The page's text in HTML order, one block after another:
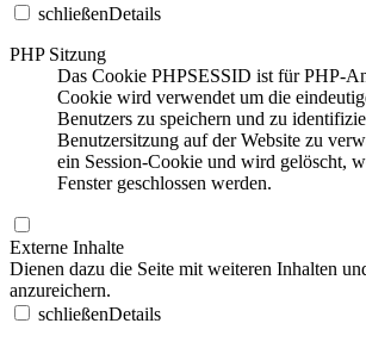
schließenDetails
PHP Sitzung
Das Cookie PHPSESSID ist für PHP-
Cookie wird verwendet um die
Benutzers zu speichern und zu
Benutzersitzung auf der Website zu
ein Session-Cookie und wird gelöscht,
Fenster geschlossen werden.
Externe Inhalte
Dienen dazu die Seite mit weiteren Inhalten
anzureichern.
schließenDetails